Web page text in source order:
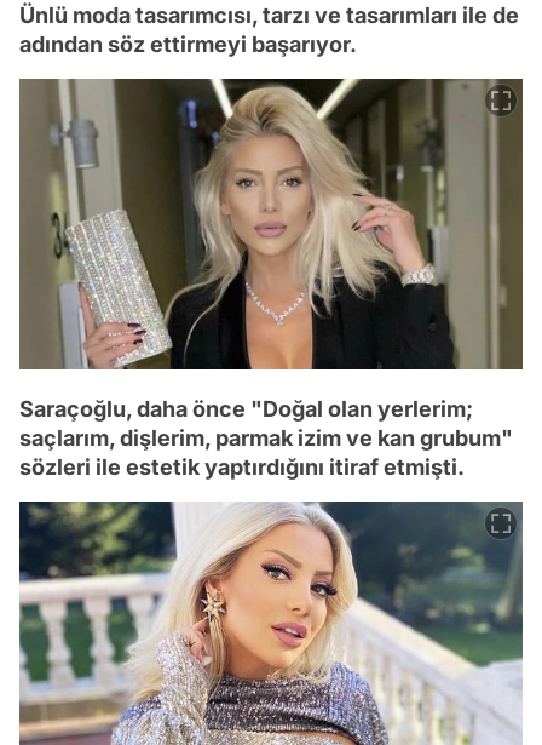
Ünlü moda tasarımcısı, tarzı ve tasarımları ile de
adından söz ettirmeyi başarıyor.
Saraçoğlu, daha önce "Doğal olan yerlerim;
saçlarım, dişlerim, parmak izim ve kan grubum"
sözleri ile estetik yaptırdığını itiraf etmişti.